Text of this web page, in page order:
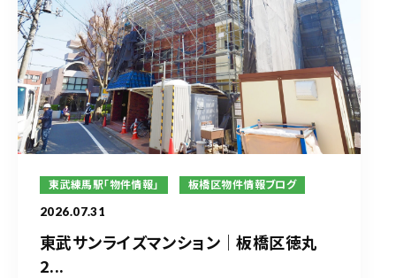
東武練馬駅「物件情報」 板橋区物件情報ブログ
2026.07.31
東武サンライズマンション｜板橋区徳丸
2...